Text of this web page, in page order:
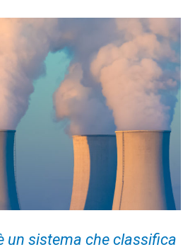
un sistema che classifica